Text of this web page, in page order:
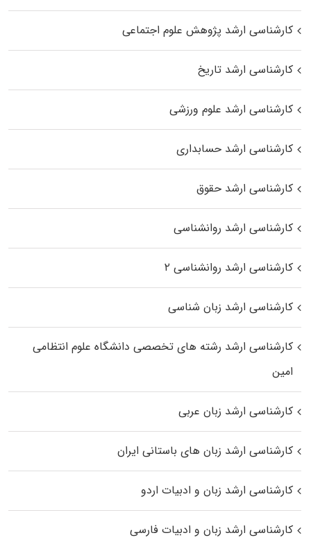
کارشناسی ارشد پژوهش علوم اجتماعی
کارشناسی ارشد تاریخ
کارشناسی ارشد علوم ورزشی
کارشناسی ارشد حسابداری
کارشناسی ارشد حقوق
کارشناسی ارشد روانشناسی
کارشناسی ارشد روانشناسی ۲
کارشناسی ارشد زبان شناسی
کارشناسی ارشد رﺷﺘﻪ ﻫﺎی تخصصی داﻧﺸﮕﺎه ﻋﻠﻮم انتظامی
اﻣﻴﻦ
کارشناسی ارشد زبان عربی
کارشناسی ارشد زبان‌ های باستانی ایران
کارشناسی ارشد زبان و ادبیات اردو
کارشناسی ارشد زبان و ادبیات فارسی